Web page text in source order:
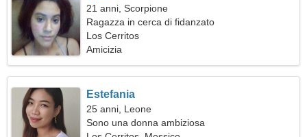
21 anni, Scorpione
Ragazza in cerca di fidanzato
Los Cerritos
Amicizia
Estefania
25 anni, Leone
Sono una donna ambiziosa